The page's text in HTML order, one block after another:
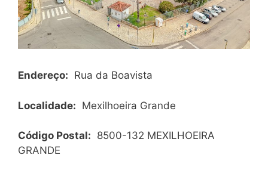
Endereço: Rua da Boavista
Localidade: Mexilhoeira Grande
Código Postal: 8500-132 MEXILHOEIRA
GRANDE